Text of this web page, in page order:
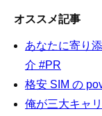
オススメ記事
あなたに寄り
介 #PR
格安 SIM の
俺が三大キャ